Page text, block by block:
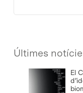
Últimes
El